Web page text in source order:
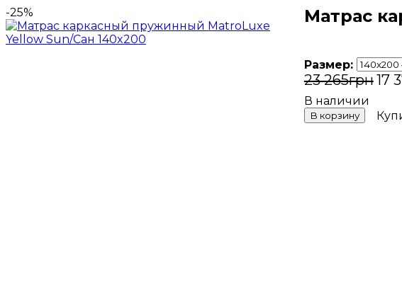
-25% Матрас
Размер:
23 265грн17
В корзину